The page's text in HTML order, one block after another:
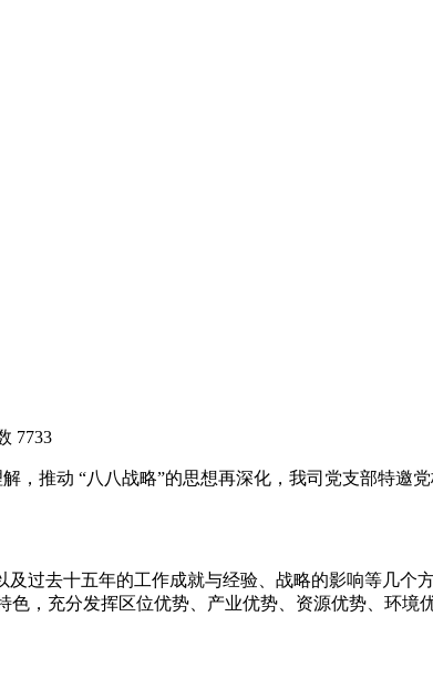
7733
，推动 “八八战略”的思想再深化，我司党支部特邀
及过去十五年的工作成就与经验、战略的影响等几
色，充分发挥区位优势、产业优势、资源优势、环